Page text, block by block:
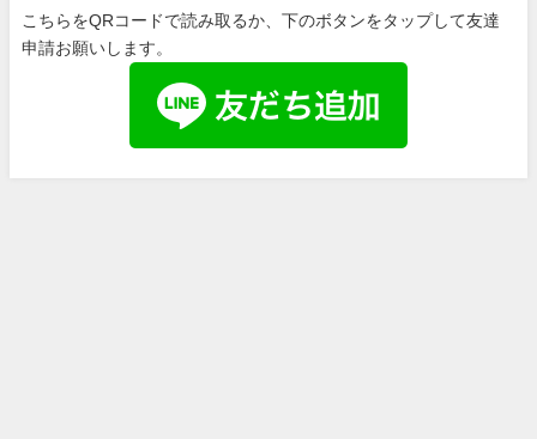
こちらをQRコードで読み取るか、下のボタンをタップして友達
申請お願いします。